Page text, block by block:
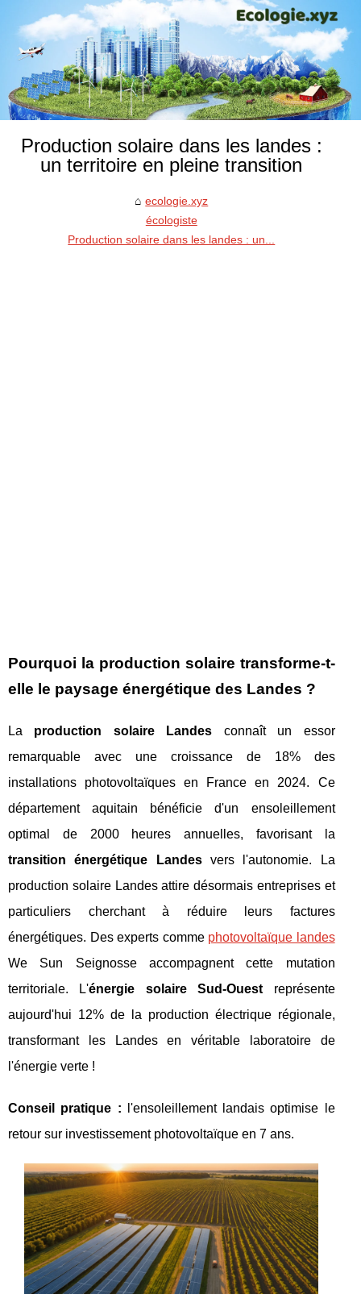
Production solaire dans les landes :
un territoire en pleine transition
ecologie.xyz
écologiste
Production solaire dans les landes : un...
Pourquoi la production solaire transforme-t-
elle le paysage énergétique des Landes ?
La production solaire Landes connaît un essor
remarquable avec une croissance de 18% des
installations photovoltaïques en France en 2024. Ce
département aquitain bénéficie d'un ensoleillement
optimal de 2000 heures annuelles, favorisant la
transition énergétique Landesvers l'autonomie. La
production solaire Landes attire désormais entreprises et
particuliers cherchant à réduire leurs factures
énergétiques. Des experts comme photovoltaïque landes
We Sun Seignosse accompagnent cette mutation
territoriale. L'énergie solaire Sud-Ouest représente
aujourd'hui 12% de la production électrique régionale,
transformant les Landes en véritable laboratoire de
l'énergie verte !
Conseil pratique :
l'ensoleillement landais optimise le
retour sur investissement photovoltaïque en 7 ans.